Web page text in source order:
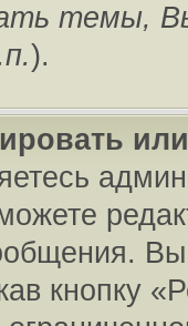
темы,
).
Вы
кнопку